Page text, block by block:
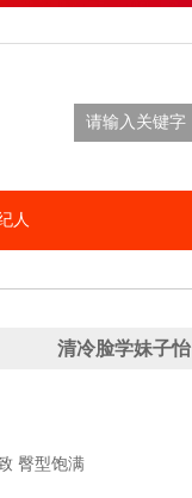
人
清冷脸学妹子怡
臀型饱满